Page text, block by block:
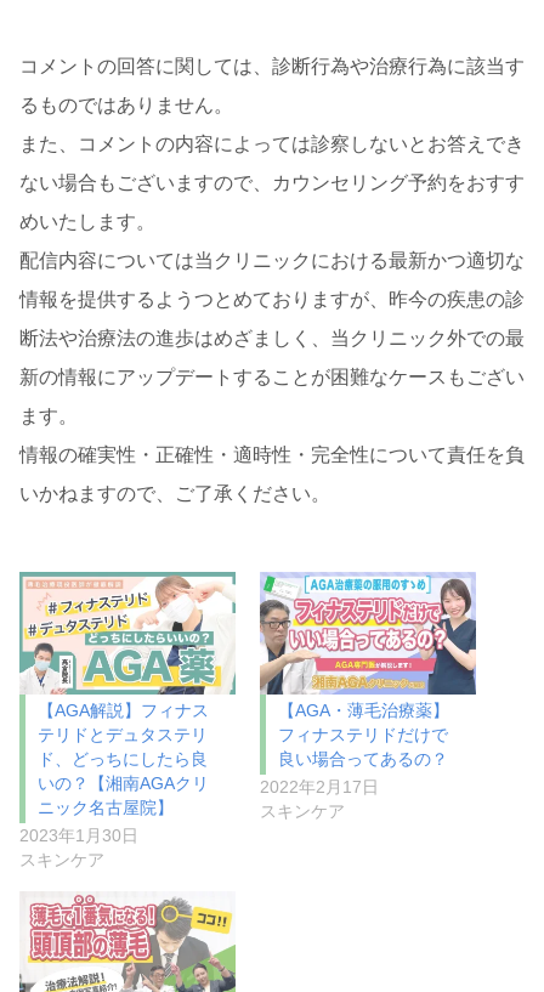
コメントの回答に関しては、診断行為や治療行為に該当す
るものではありません。
また、コメントの内容によっては診察しないとお答えでき
ない場合もございますので、カウンセリング予約をおすす
めいたします。
配信内容については当クリニックにおける最新かつ適切な
情報を提供するようつとめておりますが、昨今の疾患の診
断法や治療法の進歩はめざましく、当クリニック外での最
新の情報にアップデートすることが困難なケースもござい
ます。
情報の確実性・正確性・適時性・完全性について責任を負
いかねますので、ご了承ください。
【AGA解説】フィナス
テリドとデュタステリ
ド、どっちにしたら良
いの？【湘南AGAクリ
ニック名古屋院】
2023年1月30日
スキンケア
【AGA・薄毛治療薬】
フィナステリドだけで
良い場合ってあるの？
2022年2月17日
スキンケア